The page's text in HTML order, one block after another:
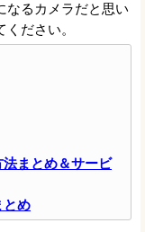
なるカメラだと思い
ださい。
法まとめ＆サービ
とめ